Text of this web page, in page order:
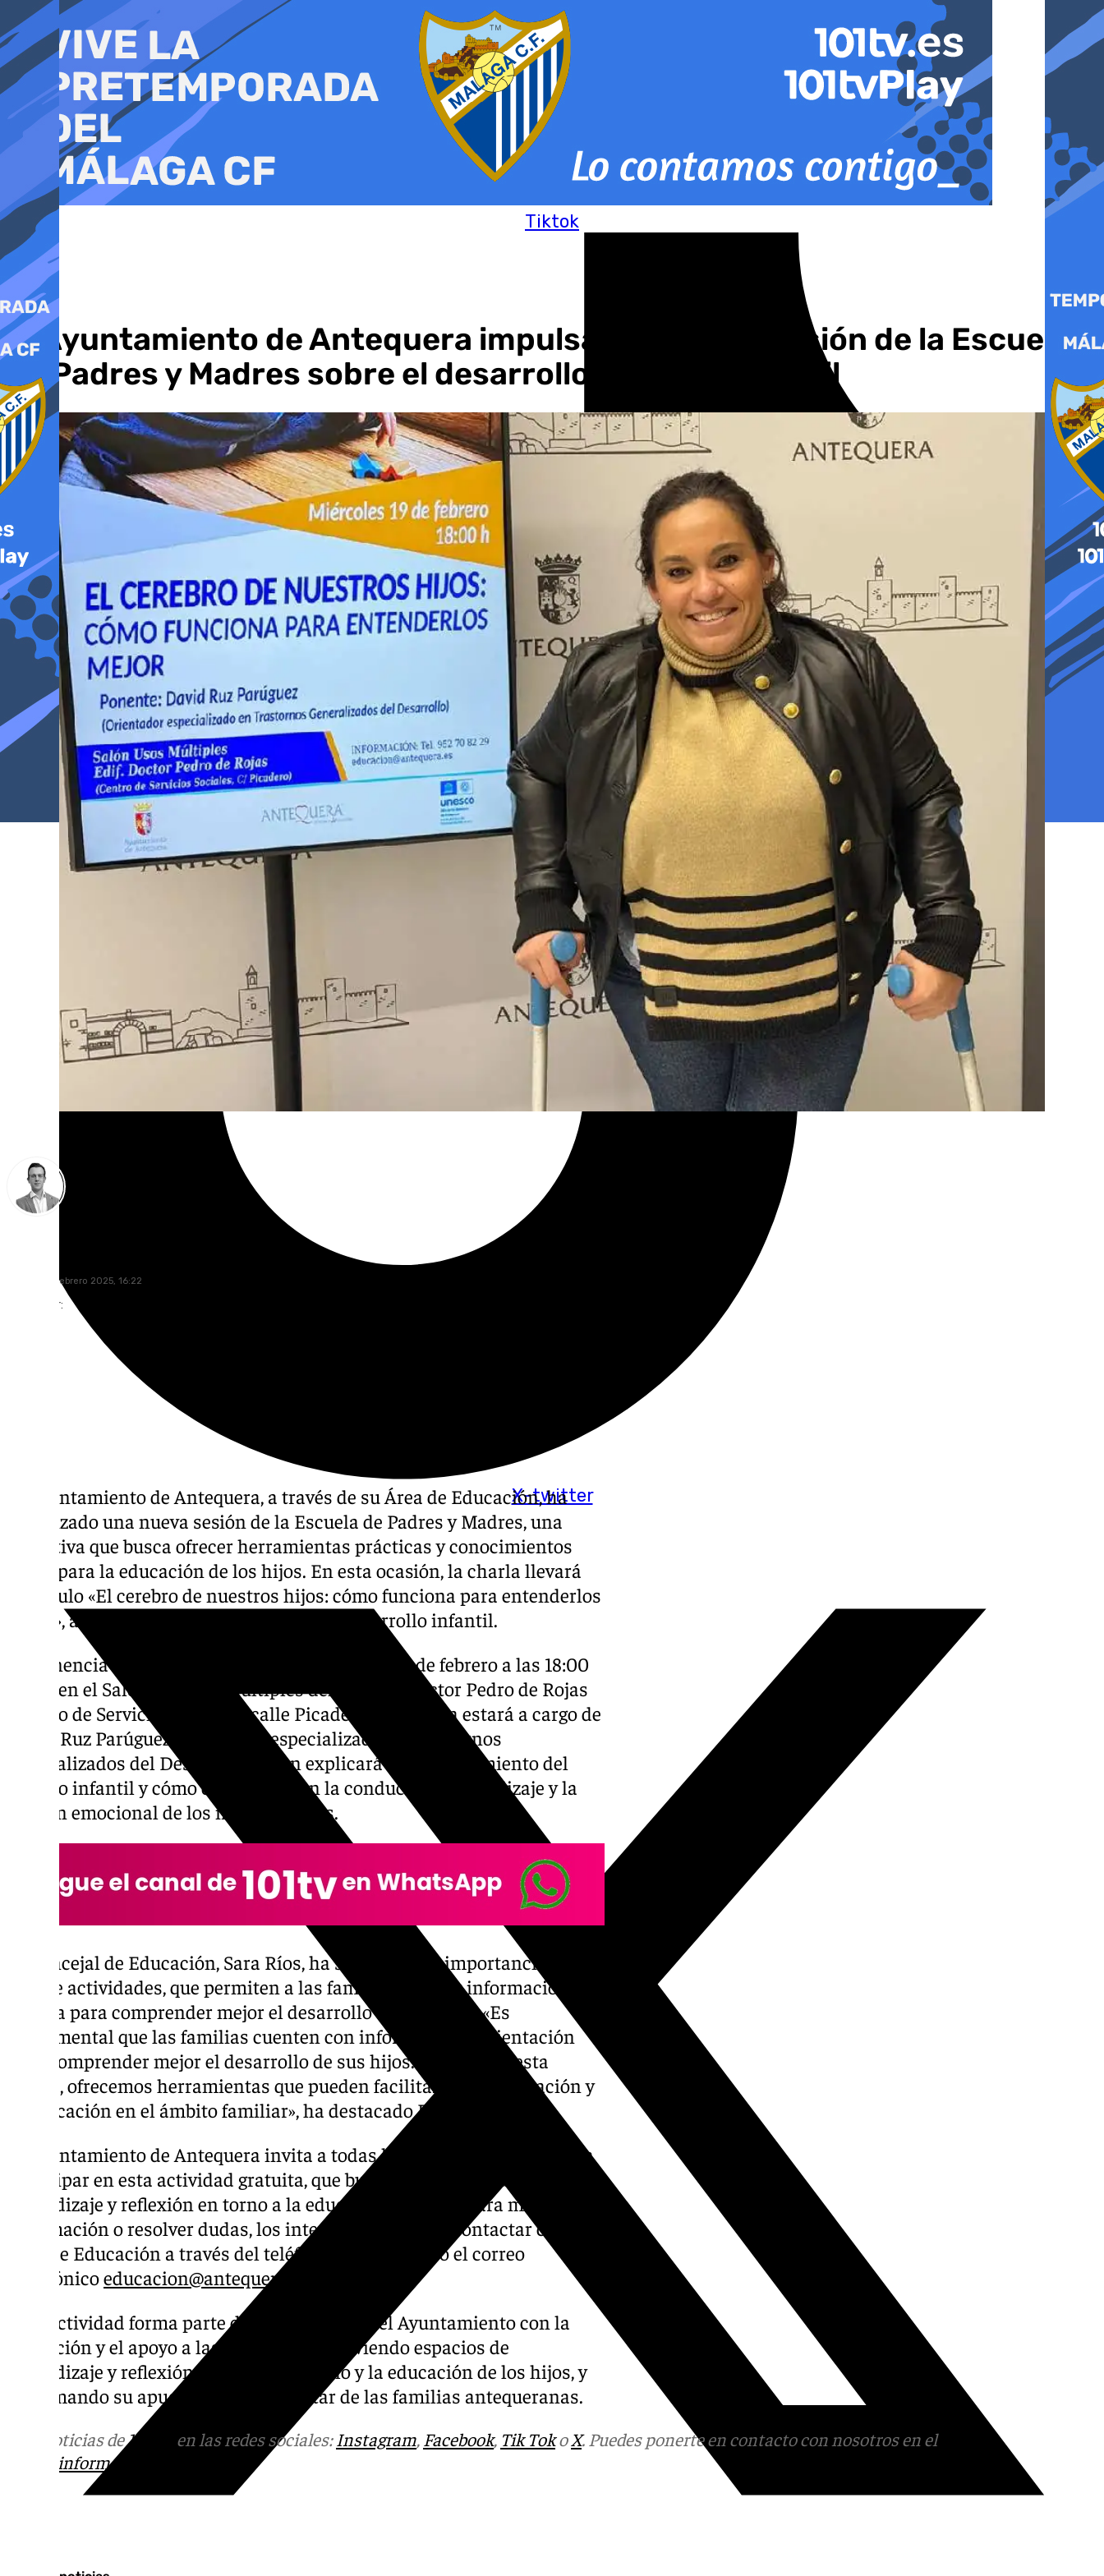
al
contenido
Tiktok
X-twitter
El Ayuntamiento de Antequera impulsa una nueva sesión de la Escuela
de Padres y Madres sobre el desarrollo cerebral infantil
martes, 18 febrero 2025, 16:22
Compartir:
El Ayuntamiento de Antequera, a través de su Área de Educación, ha
organizado una nueva sesión de la Escuela de Padres y Madres, una
iniciativa que busca ofrecer herramientas prácticas y conocimientos
útiles para la educación de los hijos. En esta ocasión, la charla llevará
por título «El cerebro de nuestros hijos: cómo funciona para entenderlos
mejor», abordando un tema clave para el desarrollo infantil.
La ponencia se celebrará el próximo miércoles 19 de febrero a las 18:00
horas en el Salón de Usos Múltiples del Edificio Doctor Pedro de Rojas
(Centro de Servicios Sociales, calle Picadero). La charla estará a cargo de
David Ruz Parúguez, orientador especializado en Trastornos
Generalizados del Desarrollo, quien explicará el funcionamiento del
cerebro infantil y cómo este influye en la conducta, el aprendizaje y la
gestión emocional de los más pequeños.
La concejal de Educación, Sara Ríos, ha subrayado la importancia de este
tipo de actividades, que permiten a las familias obtener información
valiosa para comprender mejor el desarrollo de sus hijos. «Es
fundamental que las familias cuenten con información y orientación
para comprender mejor el desarrollo de sus hijos. A través de esta
charla, ofrecemos herramientas que pueden facilitar la comunicación y
la educación en el ámbito familiar», ha destacado Ríos.
El Ayuntamiento de Antequera invita a todas las familias interesadas a
participar en esta actividad gratuita, que busca crear un espacio de
aprendizaje y reflexión en torno a la educación infantil. Para más
información o resolver dudas, los interesados pueden contactar con el
Área de Educación a través del teléfono 952 70 82 29 o el correo
electrónicoeducacion@antequera.es
Esta actividad forma parte del compromiso del Ayuntamiento con la
formación y el apoyo a las familias, promoviendo espacios de
aprendizaje y reflexión sobre el desarrollo y la educación de los hijos, y
reafirmando su apuesta por el bienestar de las familias antequeranas.
Más noticias de101TV en las redes sociales: Instagram, Facebook, Tik TokoX. Puedes ponerte en contacto con nosotros en el
informativos@101tv.es